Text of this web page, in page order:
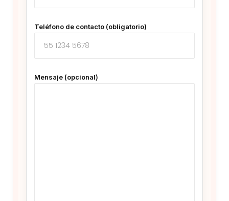
Teléfono de contacto (obligatorio)
Mensaje (opcional)